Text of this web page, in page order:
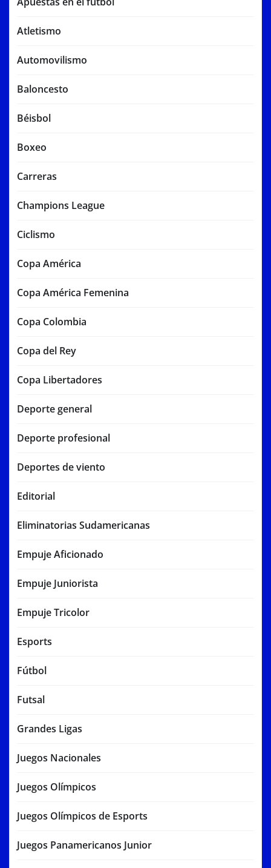
Atletismo
Automovilismo
Baloncesto
Béisbol
Boxeo
Carreras
Champions League
Ciclismo
Copa América
Copa América Femenina
Copa Colombia
Copa del Rey
Copa Libertadores
Deporte general
Deporte profesional
Deportes de viento
Editorial
Eliminatorias Sudamericanas
Empuje Aficionado
Empuje Juniorista
Empuje Tricolor
Esports
Fútbol
Futsal
Grandes Ligas
Juegos Nacionales
Juegos Olímpicos
Juegos Olímpicos de Esports
Juegos Panamericanos Junior